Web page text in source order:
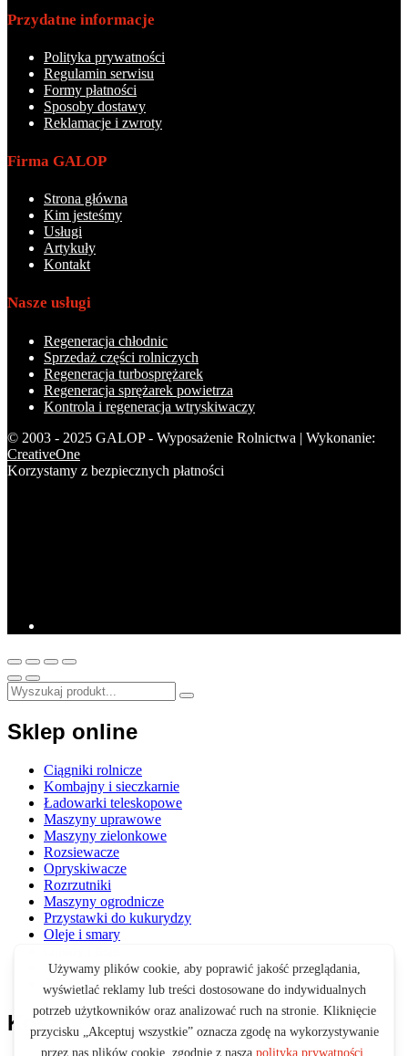
Przydatne informacje
Polityka prywatności
Regulamin serwisu
Formy płatności
Sposoby dostawy
Reklamacje i zwroty
Firma GALOP
Strona główna
Kim jesteśmy
Usługi
Artykuły
Kontakt
Nasze usługi
Regeneracja chłodnic
Sprzedaż części rolniczych
Regeneracja turbosprężarek
Regeneracja sprężarek powietrza
Kontrola i regeneracja wtryskiwaczy
© 2003 - 2025 GALOP - Wyposażenie Rolnictwa | Wykonanie:
CreativeOne
Korzystamy z bezpiecznych płatności
Sklep online
Ciągniki rolnicze
Kombajny i sieczkarnie
Ładowarki teleskopowe
Maszyny uprawowe
Maszyny zielonkowe
Rozsiewacze
Opryskiwacze
Rozrzutniki
Maszyny ogrodnicze
Przystawki do kukurydzy
Oleje i smary
Akcesoria
Zabawki
Koszyk